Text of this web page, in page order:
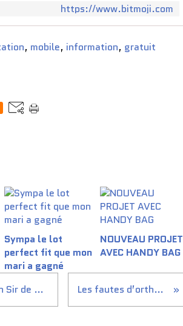
https://www.bitmoji.com
, mobile, information, gratuit
Sympa le lot
perfect fit que mon
mari a gagné
NOUVEAU PROJET
AVEC HANDY BAG
3 Médailles d’Or pour le Saint-Chinian Sir de Roc Brun 2015 Les fautes d’orthographe